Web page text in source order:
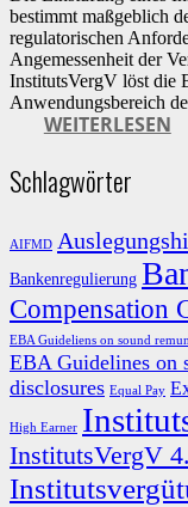
bestimmt maßgeblich
regulatorischen
Angemessenheit der
InstitutsVergV löst die
Anwendungsbereich
WEITERLESEN
Schlagwörter
AIFMD
Bankenregulierung
Compensation
EBA Guideliens on sound
EBA Guidelines on
disclosures Equal Pay
High Earner
InstitutsVergV